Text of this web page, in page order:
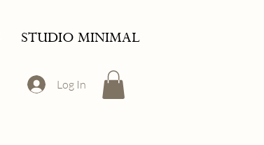
STUDIO MINIMAL
Log In